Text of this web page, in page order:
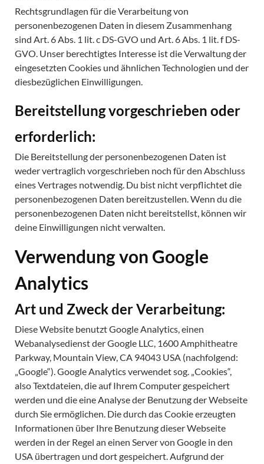
Rechtsgrundlagen für die Verarbeitung von
personenbezogenen Daten in diesem Zusammenhang
sind Art. 6 Abs. 1 lit. c DS-GVO und Art. 6 Abs. 1 lit. f DS-
GVO. Unser berechtigtes Interesse ist die Verwaltung der
eingesetzten Cookies und ähnlichen Technologien und der
diesbezüglichen Einwilligungen.
Bereitstellung vorgeschrieben oder
erforderlich:
Die Bereitstellung der personenbezogenen Daten ist
weder vertraglich vorgeschrieben noch für den Abschluss
eines Vertrages notwendig. Du bist nicht verpflichtet die
personenbezogenen Daten bereitzustellen. Wenn du die
personenbezogenen Daten nicht bereitstellst, können wir
deine Einwilligungen nicht verwalten.
Verwendung von Google
Analytics
Art und Zweck der Verarbeitung:
Diese Website benutzt Google Analytics, einen
Webanalysedienst der Google LLC, 1600 Amphitheatre
Parkway, Mountain View, CA 94043 USA (nachfolgend:
„Google“). Google Analytics verwendet sog. „Cookies“,
also Textdateien, die auf Ihrem Computer gespeichert
werden und die eine Analyse der Benutzung der Webseite
durch Sie ermöglichen. Die durch das Cookie erzeugten
Informationen über Ihre Benutzung dieser Webseite
werden in der Regel an einen Server von Google in den
USA übertragen und dort gespeichert. Aufgrund der